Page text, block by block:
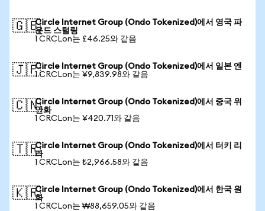
🇬🇧Circle Internet Group (Ondo Tokenized)에서 영국 파
운드 스털링
1 CRCLon는 £46.25와 같음
🇯🇵Circle Internet Group (Ondo Tokenized)에서 일본 엔
1 CRCLon는 ¥9,839.98와 같음
🇨🇳Circle Internet Group (Ondo Tokenized)에서 중국 위
안화
1 CRCLon는 ¥420.71와 같음
🇹🇷Circle Internet Group (Ondo Tokenized)에서 터키 리
라
1 CRCLon는 ₺2,966.58와 같음
🇰🇷Circle Internet Group (Ondo Tokenized)에서 한국 원
화
1 CRCLon는 ₩88,659.05와 같음